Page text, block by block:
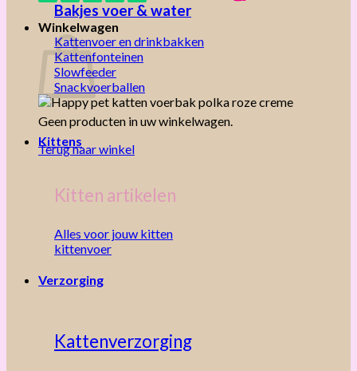
Winkelwagen
Geen producten in uw winkelwagen.
Terug naar winkel
Bakjes voer & water
Kattenvoer en drinkbakken
Kattenfonteinen
Slowfeeder
Snackvoerballen
Kittens
Kitten artikelen
Alles voor jouw kitten
kittenvoer
Verzorging
Kattenverzorging